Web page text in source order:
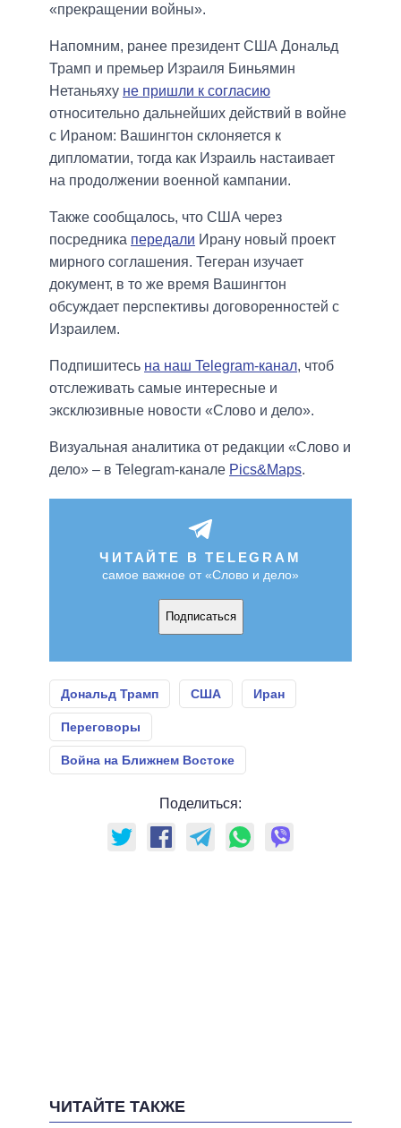
«прекращении войны».
Напомним, ранее президент США Дональд
Трамп и премьер Израиля Биньямин
Нетаньяху не пришли к согласию
относительно дальнейших действий в войне
с Ираном: Вашингтон склоняется к
дипломатии, тогда как Израиль настаивает
на продолжении военной кампании.
Также сообщалось, что США через
посредника передали Ирану новый проект
мирного соглашения. Тегеран изучает
документ, в то же время Вашингтон
обсуждает перспективы договоренностей с
Израилем.
Подпишитесь на наш Telegram-канал, чтоб
отслеживать самые интересные и
эксклюзивные новости «Слово и дело».
Визуальная аналитика от редакции «Слово и
дело» – в Telegram-канале Pics&Maps.
ЧИТАЙТЕ В TELEGRAM
самое важное от «Слово и дело»
Подписаться
Дональд Трамп США Иран
Переговоры
Война на Ближнем Востоке
Поделиться:
ЧИТАЙТЕ ТАКЖЕ